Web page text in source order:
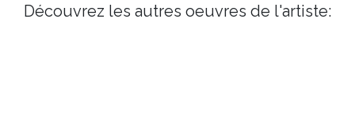
Découvrez les autres oeuvres de l'artiste: